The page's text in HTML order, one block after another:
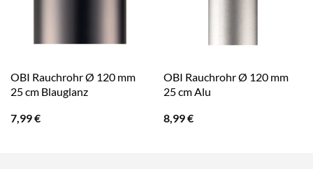
OBI Rauchrohr Ø 120 mm
25 cm Blauglanz
7,99€
OBI Rauchrohr Ø 120 mm
25 cm Alu
8,99€